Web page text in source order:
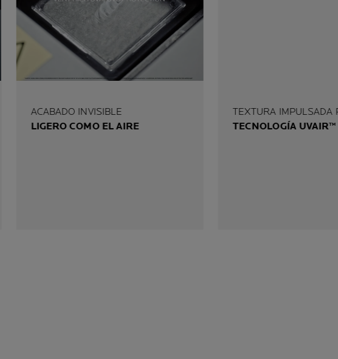
ACABADO INVISIBLE
LIGERO COMO EL AIRE
TEXTURA IMPULSADA
TECNOLOGÍA UVAIR™